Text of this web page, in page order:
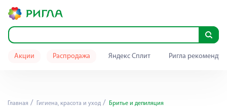
Акции Распродажа Яндекс Сплит Ригла
Главная Гигиена, красота и уход Бритье и депиляция